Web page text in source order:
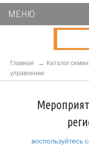
МЕНЮ
Главная Каталог
управление
воспользуйтесь